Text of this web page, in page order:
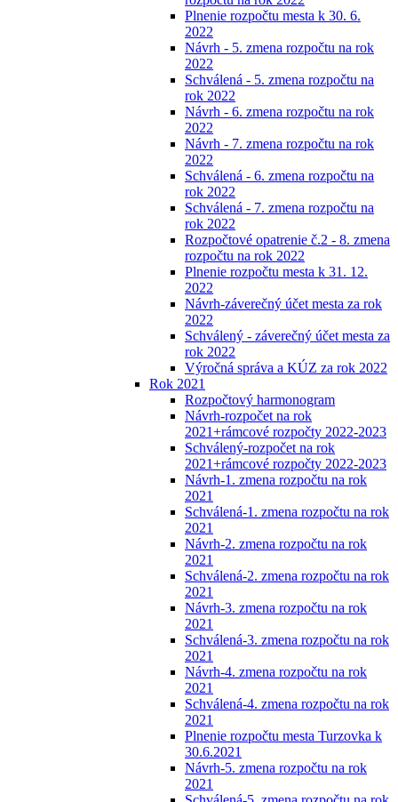
Plnenie rozpočtu mesta k 30. 6.
2022
Návrh - 5. zmena rozpočtu na rok
2022
Schválená - 5. zmena rozpočtu na
rok 2022
Návrh - 6. zmena rozpočtu na rok
2022
Návrh - 7. zmena rozpočtu na rok
2022
Schválená - 6. zmena rozpočtu na
rok 2022
Schválená - 7. zmena rozpočtu na
rok 2022
Rozpočtové opatrenie č.2 - 8. zmena
rozpočtu na rok 2022
Plnenie rozpočtu mesta k 31. 12.
2022
Návrh-záverečný účet mesta za rok
2022
Schválený - záverečný účet mesta za
rok 2022
Výročná správa a KÚZ za rok 2022
Rok 2021
Rozpočtový harmonogram
Návrh-rozpočet na rok
2021+rámcové rozpočty 2022-2023
Schválený-rozpočet na rok
2021+rámcové rozpočty 2022-2023
Návrh-1. zmena rozpočtu na rok
2021
Schválená-1. zmena rozpočtu na rok
2021
Návrh-2. zmena rozpočtu na rok
2021
Schválená-2. zmena rozpočtu na rok
2021
Návrh-3. zmena rozpočtu na rok
2021
Schválená-3. zmena rozpočtu na rok
2021
Návrh-4. zmena rozpočtu na rok
2021
Schválená-4. zmena rozpočtu na rok
2021
Plnenie rozpočtu mesta Turzovka k
30.6.2021
Návrh-5. zmena rozpočtu na rok
2021